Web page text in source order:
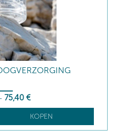
- 75,40 €
KOPEN